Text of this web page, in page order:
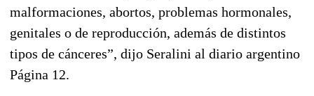
malformaciones, abortos, problemas hormonales,
genitales o de reproducción, además de distintos
tipos de cánceres”, dijo Seralini al diario argentino
Página 12.